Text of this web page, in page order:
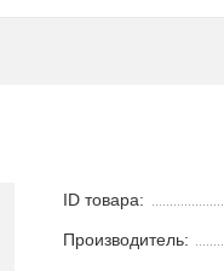
ID товара:
Производитель: